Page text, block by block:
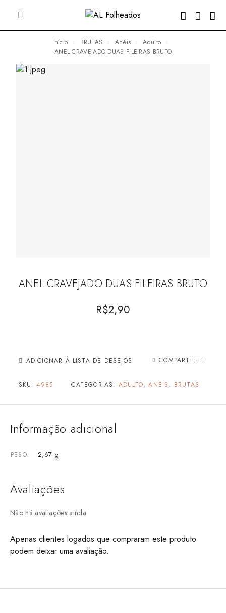
Início BRUTAS Anéis
Adulto
ANEL CRAVEJADO DUAS FILEIRAS BRUTO
ANEL CRAVEJADO DUAS FILEIRAS BRUTO
R$2,90
ADICIONAR À LISTA DE DESEJOS COMPARTILHE
SKU: 4985 CATEGORIAS: ADULTO,ANÉIS, BRUTAS
Informação adicional
PESO 2,67 g
Avaliações
Não há avaliações ainda.
Apenas clientes logados que compraram este produto
podem deixar uma avaliação.